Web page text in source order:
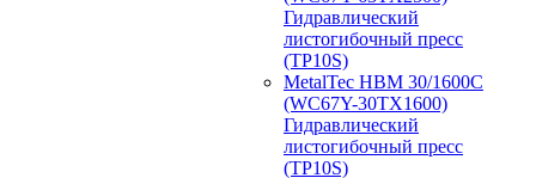
Гидравлический
листогибочный пресс
(TP10S)
MetalTec HBM 30/1600C
(WC67Y-30TX1600)
Гидравлический
листогибочный пресс
(TP10S)